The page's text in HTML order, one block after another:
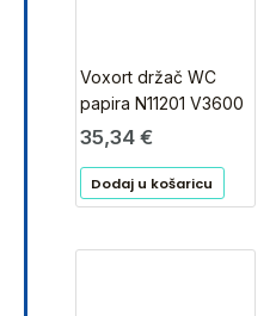
Voxort držač WC
papira N11201 V3600
35,34 €
Dodaj u košaricu